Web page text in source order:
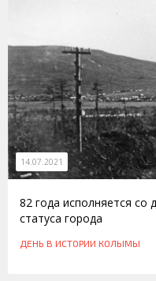
14.07.2021
82 года исполняется со
статуса города
ДЕНЬ В ИСТОРИИ КОЛЫМЫ